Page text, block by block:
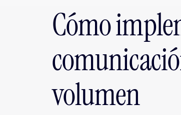
Cómo
volumen